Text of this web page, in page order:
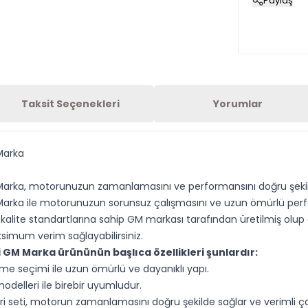
Taksit Seçenekleri Yorumlar
motorunuzun zamanlamasını ve performansını doğru
ile motorunuzun sorunsuz çalışmasını ve uzun ömürlü
standartlarına sahip GM markası tarafından üretilmiş
verim sağlayabilirsiniz.
Marka ürününün başlıca özellikleri şunlardır:
seçimi ile uzun ömürlü ve dayanıklı yapı.
ile birebir uyumludur.
motorun zamanlamasını doğru şekilde sağlar ve verimli